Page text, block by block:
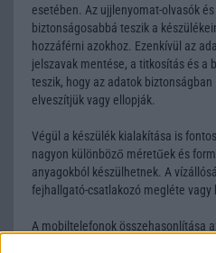
esetében. Az ujjlenyomat-olvasók
biztonságosabbá teszik a
hozzáférni azokhoz. Ezenkívül az
jelszavak mentése, a titkosítás és a
teszik, hogy az adatok
elveszítjük vagy ellopják.
Végül a készülék kialakítása is
nagyon különböző méretűek és
anyagokból készülhetnek. A
fejhallgató-csatlakozó megléte vagy
A mobiltelefonok összehasonlítása